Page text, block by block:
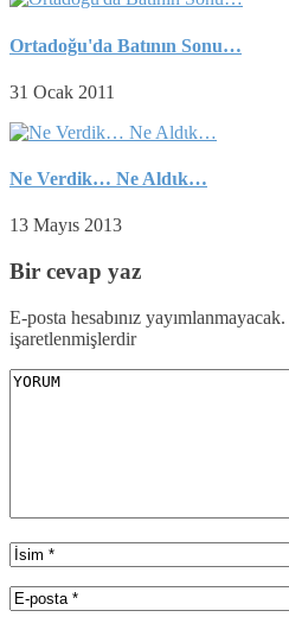
Ortadoğu'da Batının Sonu…
31 Ocak 2011
Ne Verdik… Ne Aldιk…
13 Mayıs 2013
Bir cevap yaz
E-posta hesabınız yayımlanmayacak.
işaretlenmişlerdir